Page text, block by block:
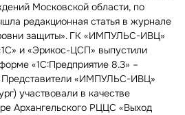
Московской области, по
редакционная статья в журнале
защиты». ГК «ИМПУЛЬС-ИВЦ»
и «Эрикос-ЦСП» выпустили
«1С:Предприятие 8.3» –
Представители «ИМПУЛЬС-ИВЦ»
участвовали в качестве
Архангельского РЦЦС «Выход